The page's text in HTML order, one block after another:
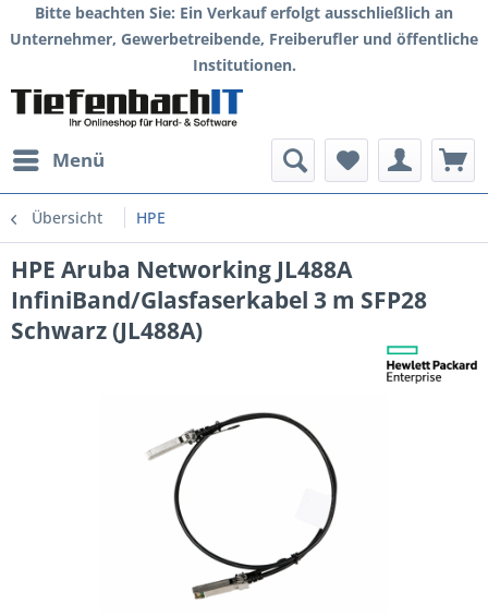
Bitte beachten Sie: Ein Verkauf erfolgt ausschließlich an
Unternehmer, Gewerbetreibende, Freiberufler und öffentliche
Institutionen.
Menü
Übersicht HPE
HPE Aruba Networking JL488A
InfiniBand/Glasfaserkabel 3 m SFP28
Schwarz (JL488A)